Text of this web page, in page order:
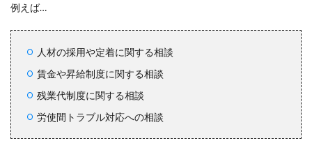
例えば…
人材の採用や定着に関する相談
賃金や昇給制度に関する相談
残業代制度に関する相談
労使間トラブル対応への相談